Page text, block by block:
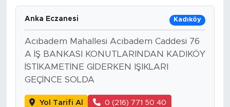
Anka Eczanesi Kadıköy
Acıbadem Mahallesi Acıbadem Caddesi 76
A İŞ BANKASI KONUTLARINDAN KADIKÖY
İSTİKAMETİNE GİDERKEN IŞIKLARI
GEÇİNCE SOLDA
Yol Tarifi Al 0 (216) 771 50 40